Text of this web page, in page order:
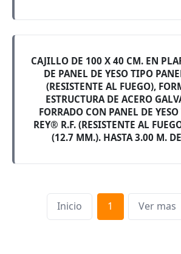
CAJILLO DE 100 X 40 CM. EN
DE PANEL DE YESO TIPO
(RESISTENTE AL FUEGO),
ESTRUCTURA DE ACERO
FORRADO CON PANEL DE
REY® R.F. (RESISTENTE AL
(12.7 MM.). HASTA 3.00 M.
Inicio 1 Ver mas